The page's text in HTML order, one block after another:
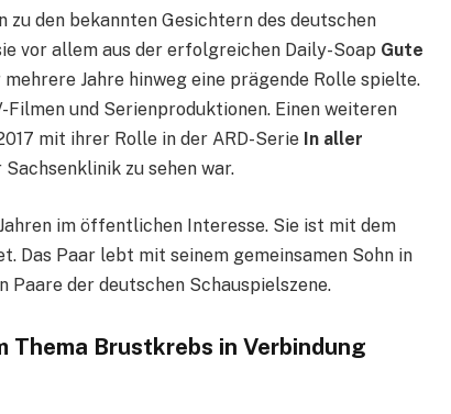
zu den bekannten Gesichtern des deutschen
vor allem aus der erfolgreichen Daily-Soap Gute
mehrere Jahre hinweg eine prägende Rolle spielte.
und Serienproduktionen. Einen weiteren
mit ihrer Rolle in der ARD-Serie In aller
zu sehen war.
im öffentlichen Interesse. Sie ist mit dem
Das Paar lebt mit seinem gemeinsamen Sohn in
der deutschen Schauspielszene.
Thema Brustkrebs in Verbindung